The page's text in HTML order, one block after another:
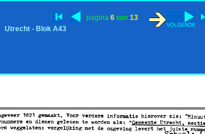
Utrecht - Blok A43
pagina 6 van 13